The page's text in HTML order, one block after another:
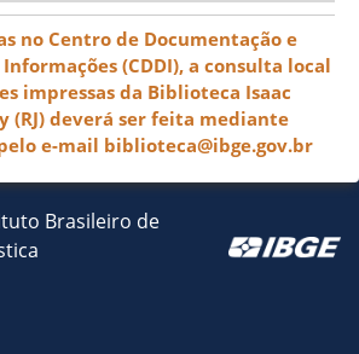
no Centro de Documentação e
(CDDI), a consulta local
impressas da Biblioteca Isaac
(RJ) deverá ser feita mediante
e-mail biblioteca@ibge.gov.br
Brasileiro de